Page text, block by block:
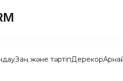
Заң және тәртіпДерекқор